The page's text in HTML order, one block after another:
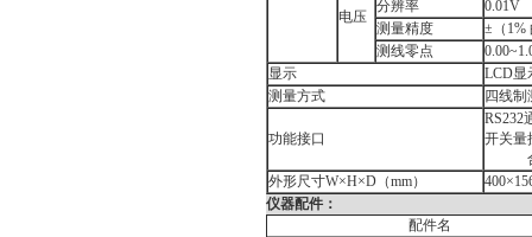
电压
分辨率
0.01V
测量精度
±（1%
测线零点
显示
LCD显
测量方式
四线制
功能接口
RS232
开关量
外形尺寸W×H×D（mm）
仪器配件：
配件名